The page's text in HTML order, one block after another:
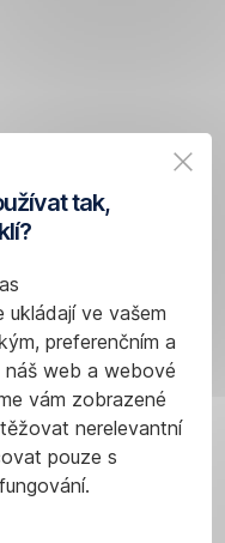
tak,
ukládají ve vašem
preferenčním a
náš web a webové
vám zobrazené
nerelevantní
pouze s